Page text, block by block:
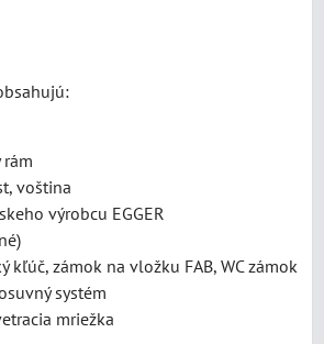
voština
výrobcu EGGER
kľúč, zámok na vložku FAB, WC zámok
systém
mriežka